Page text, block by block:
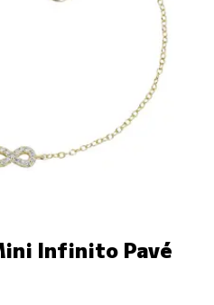
Infinito Pavé